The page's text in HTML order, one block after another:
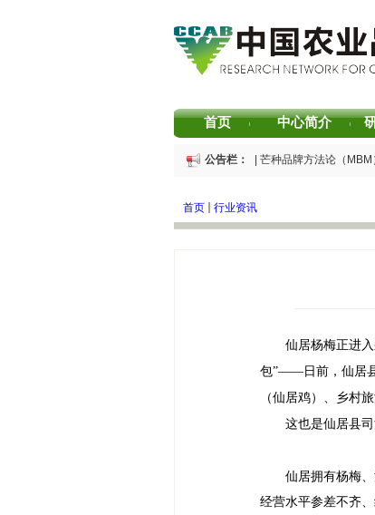
首页 | 中心简介 |
公告栏：
重磅发布 | 芒种品牌方法论（MBM
书香赋能乡村振兴！“耕读中国·品
专家观点｜建构富有持久竞争力
首页 行业资讯
仙居杨梅正进
包”——日前，仙居
（仙居鸡）、乡村
这也是仙居县
仙居拥有杨梅
经营水平参差不齐